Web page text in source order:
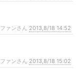
ァンさん 2013,8/18 14:52
ァンさん 2013,8/18 15:02